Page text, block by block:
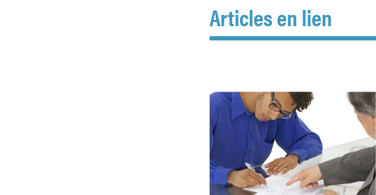
Articles en lien